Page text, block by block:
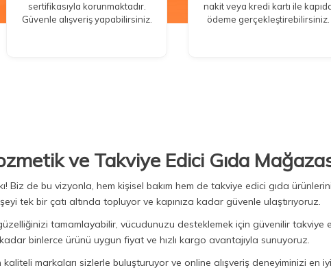
sertifikasıyla korunmaktadır.
Güvenle alışveriş yapabilirsiniz.
nakit veya kredi kartı ile
ödeme gerçekleştirebilirsiniz.
ve Takviye Edici Gıda
Biz de bu vizyonla, hem kişisel bakım hem de takviye edici gıda
tek bir çatı altında topluyor ve kapınıza kadar güvenle ulaştırıyoruz.
tamamlayabilir, vücudunuzu desteklemek için güvenilir takviye
binlerce ürünü uygun fiyat ve hızlı kargo avantajıyla sunuyoruz.
markaları sizlerle buluşturuyor ve online alışveriş deneyiminizi en